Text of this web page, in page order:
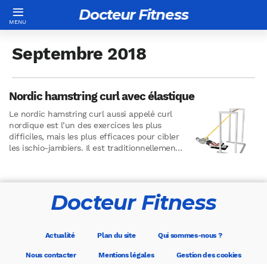
Docteur Fitness
Septembre 2018
Nordic hamstring curl avec élastique
Le nordic hamstring curl aussi appelé curl
nordique est l’un des exercices les plus
difficiles, mais les plus efficaces pour cibler
les ischio-jambiers. Il est traditionnellement
Docteur Fitness
Actualité Plan du site Qui sommes-nous ?
Nous contacter Mentions légales Gestion des cookies